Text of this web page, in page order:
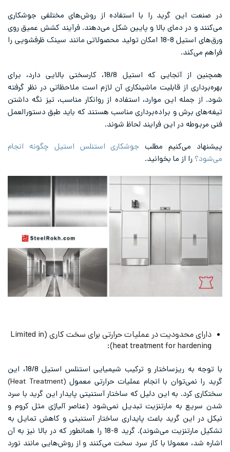
گرید را با استفاده از روش‌های مختلفی جوشکاری
دمای بالا و پایین شکل می‌دهند. فرآیند کشش عمیق روی
ورق‌های استیل 8-18 امکان تولید محصولاتی مانند سینک ظرفشویی را
همچنین از آنجایی که استیل 18/8، کارسختی بالایی دارد، برای
قابلیت ماشینکاری آن لازم است ملاحظاتی در نظر گرفته
این موارد، استفاده از روانکار مناسب، تیز نگه داشتن
و براده‌برداری مناسب هستند که باید طبق دستورالعمل
این فرایند لحاظ شوند.
مطلبجوشکاری استنلس استیل چگونه انجام
ما بخوانید.
دارای محدودیت در عملیات حرارتی برای سخت کاری (Limited in
heat treatment for
با توجه به ریزساختار و ترکیب شیمیایی استنلس استیل 18/8، این
با انجام عملیات حرارتی معمول (Heat Treatment)
به این دلیل که ساختار آستنیتی پایدار این گرید با سرد
مارتنزیت تبدیل نمی‌شود (عناصر آلیاژی مثل کروم و
گرید باعث پایداری ساختار آستنیتی و کاهش تمایل به
تشکیل مارتنزیت می‌شوند). گرید 8-18 را همانطور که در بالا نیز به آن
با کار سرد سخت می‌کنند و از روش‌هایی مانند نورد